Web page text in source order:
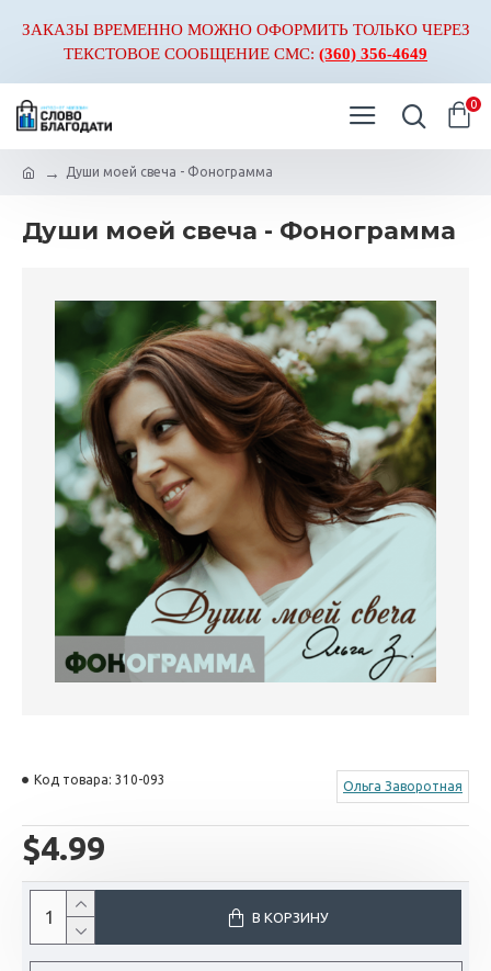
ЗАКАЗЫ ВРЕМЕННО МОЖНО ОФОРМИТЬ ТОЛЬКО ЧЕРЕЗ
ТЕКСТОВОЕ СООБЩЕНИЕ СМС: (360) 356-4649
0
Души моей свеча - Фонограмма
Души моей свеча - Фонограмма
$4.99
Код товара: 310-093 Ольга Заворотная
В КОРЗИНУ